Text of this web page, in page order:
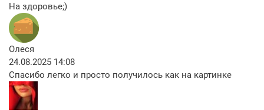
На здоровье;)
Олеся
24.08.2025 14:08
Спасибо легко и просто получилось как на картинке